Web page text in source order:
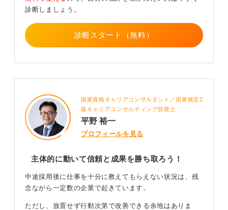
診断しましょう。
診断スタート（無料）
国家資格キャリアコンサルタント／国家検定2
級キャリアコンサルティング技能士
平野 裕一
プロフィールを見る
主体的に動いて信頼と成果を勝ち取ろう！
中途採用後に仕事を十分に教えてもらえない状況は、残
念ながら一定数の企業で起きています。
ただし、放置せず行動次第で改善できる余地はありま